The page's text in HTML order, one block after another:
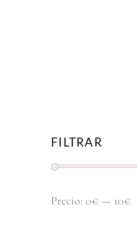
FILTRAR
Precio
Precio
Precio: 0€— 10€